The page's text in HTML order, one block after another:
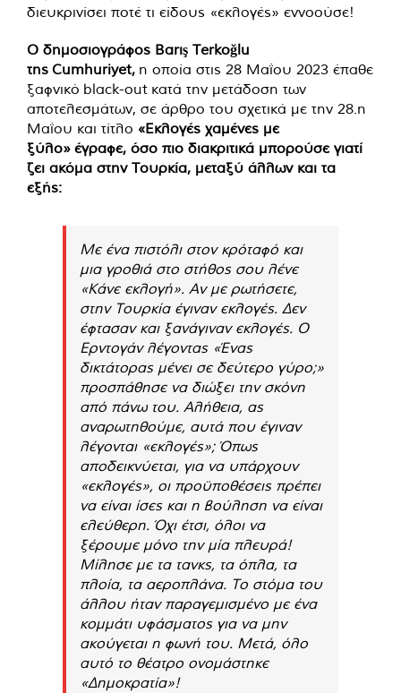
διευκρινίσει ποτέ τι είδους «εκλογές» εννοούσε!
Ο δημοσιογράφος Barış Terkoğlu
της Cumhuriyet, η οποία στις 28 Μαΐου 2023 έπαθε
ξαφνικό black-out κατά την μετάδοση των
αποτελεσμάτων, σε άρθρο του σχετικά με την 28.η
Μαΐου και τίτλο «Εκλογές χαμένες με
ξύλο» έγραφε, όσο πιο διακριτικά μπορούσε γιατί
ζει ακόμα στην Τουρκία, μεταξύ άλλων και τα
εξής:
Με ένα πιστόλι στον κρόταφό και
μια γροθιά στο στήθος σου λένε
«Κάνε εκλογή». Αν με ρωτήσετε,
στην Τουρκία έγιναν εκλογές. Δεν
έφτασαν και ξανάγιναν εκλογές. Ο
Ερντογάν λέγοντας «Ένας
δικτάτορας μένει σε δεύτερο γύρο;»
προσπάθησε να διώξει την σκόνη
από πάνω του. Αλήθεια, ας
αναρωτηθούμε, αυτά που έγιναν
λέγονται «εκλογές»; Όπως
αποδεικνύεται, για να υπάρχουν
«εκλογές», οι προϋποθέσεις πρέπει
να είναι ίσες και η βούληση να είναι
ελεύθερη. Όχι έτσι, όλοι να
ξέρουμε μόνο την μία πλευρά!
Μίλησε με τα τανκς, τα όπλα, τα
πλοία, τα αεροπλάνα. Το στόμα του
άλλου ήταν παραγεμισμένο με ένα
κομμάτι υφάσματος για να μην
ακούγεται η φωνή του. Μετά, όλο
αυτό το θέατρο ονομάστηκε
«Δημοκρατία»!